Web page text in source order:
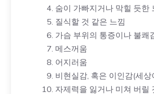
숨이 가빠지거나 막힐 듯한
질식할 것 같은 느낌
가슴 부위의 통증이나 불쾌
메스꺼움
어지러움
비현실감, 혹은 이인감(세
자제력을 잃거나 미쳐 버릴